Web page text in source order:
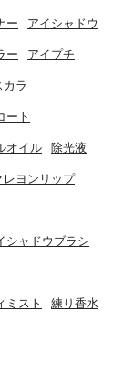
ー アイシャドウ
ー アイプチ
カラ
ート
オイル 除光液
レヨンリップ
シャドウブラシ
ミスト 練り香水